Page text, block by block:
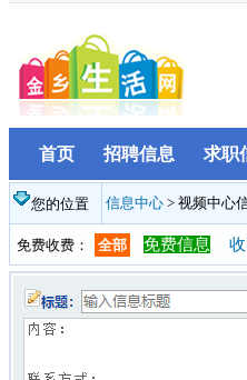
首页 招聘信息 求职
您的位置 信息中心 > 视频中心
免费收费： 全部 免费信息